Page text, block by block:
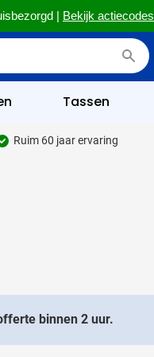
| Bekijk actiecodes
Tassen
Ruim 60 jaar ervaring
binnen 2 uur.